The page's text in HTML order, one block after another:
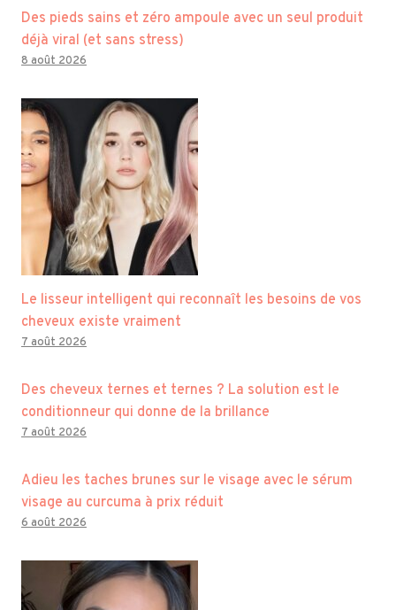
Des pieds sains et zéro ampoule avec un seul produit
déjà viral (et sans stress)
8 août 2026
Le lisseur intelligent qui reconnaît les besoins de vos
cheveux existe vraiment
7 août 2026
Des cheveux ternes et ternes ? La solution est le
conditionneur qui donne de la brillance
7 août 2026
Adieu les taches brunes sur le visage avec le sérum
visage au curcuma à prix réduit
6 août 2026